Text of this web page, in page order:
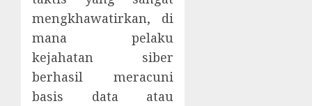
mengkhawatirkan, di
mana pelaku
kejahatan siber
berhasil meracuni
basis data atau